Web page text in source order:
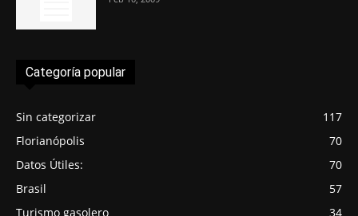
Categoría popular
Sin categorizar
117
Florianópolis
70
Datos Útiles:
70
Brasil
57
Turismo gasolero
34